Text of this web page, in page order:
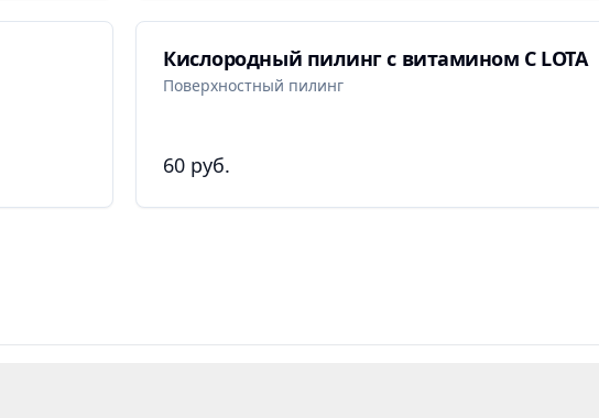
Кислородный пилинг с витамином С LOTA
Поверхностный пилинг
60 руб.